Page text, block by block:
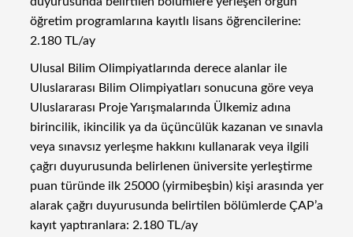
öğretim programlarına kayıtlı lisans öğrencilerine:
2.180 TL/ay
Ulusal Bilim Olimpiyatlarında derece alanlar ile
Uluslararası Bilim Olimpiyatları sonucuna göre veya
Uluslararası Proje Yarışmalarında Ülkemiz adına
birincilik, ikincilik ya da üçüncülük kazanan ve sınavla
veya sınavsız yerleşme hakkını kullanarak veya ilgili
çağrı duyurusunda belirlenen üniversite yerleştirme
puan türünde ilk 25000 (yirmibeşbin) kişi arasında yer
alarak çağrı duyurusunda belirtilen bölümlerde ÇAP’a
kayıt yaptıranlara: 2.180 TL/ay